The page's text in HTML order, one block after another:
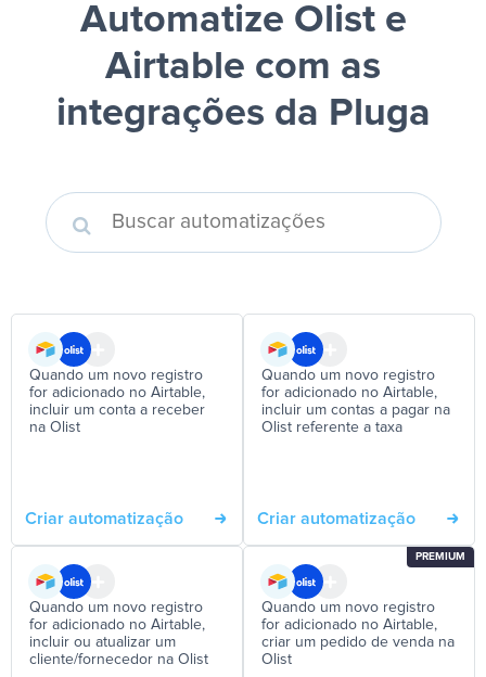
Automatize Olist e
Airtable com as
integrações da Pluga
Quando um novo registro
for adicionado no Airtable,
incluir um conta a receber
na Olist
Criar automatização
Quando um novo registro
for adicionado no Airtable,
incluir um contas a pagar na
Olist referente a taxa
Criar automatização
Quando um novo registro
for adicionado no Airtable,
incluir ou atualizar um
cliente/fornecedor na Olist
PREMIUM
Quando um novo registro
for adicionado no Airtable,
criar um pedido de venda na
Olist